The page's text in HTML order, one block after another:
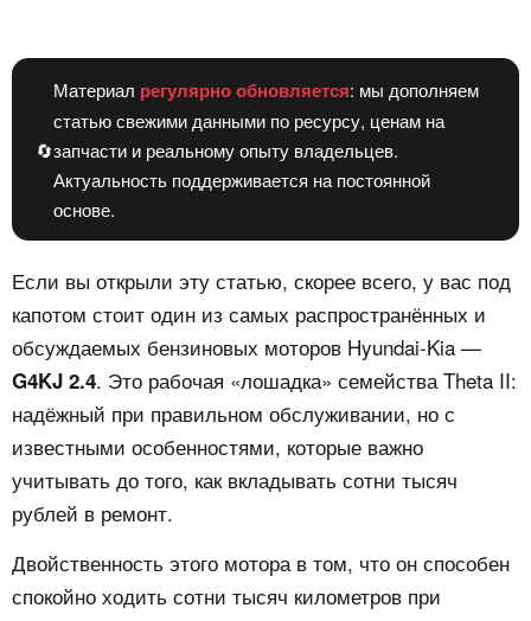
🔄
Материал регулярно обновляется: мы дополняем
статью свежими данными по ресурсу, ценам на
запчасти и реальному опыту владельцев.
Актуальность поддерживается на постоянной
основе.
Если вы открыли эту статью, скорее всего, у вас под
капотом стоит один из самых распространённых и
обсуждаемых бензиновых моторов Hyundai-Kia —
G4KJ 2.4. Это рабочая «лошадка» семейства Theta II:
надёжный при правильном обслуживании, но с
известными особенностями, которые важно
учитывать до того, как вкладывать сотни тысяч
рублей в ремонт.
Двойственность этого мотора в том, что он способен
спокойно ходить сотни тысяч километров при